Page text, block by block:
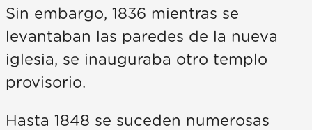
Sin embargo, 1836 mientras se
levantaban las paredes de la nueva
iglesia, se inauguraba otro templo
provisorio.
Hasta 1848 se suceden numerosas